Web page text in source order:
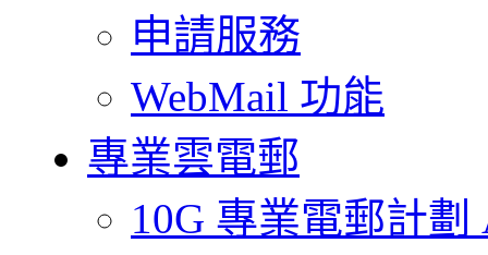
申請服務
WebMail 功能
專業雲電郵
10G 專業電郵計劃